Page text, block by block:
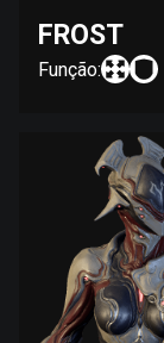
FROST
Função: